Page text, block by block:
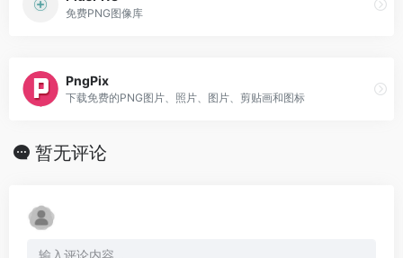
免费PNG图像库
PngPix
下载免费的PNG图片、照片、图片、剪贴画和图标
暂无评论